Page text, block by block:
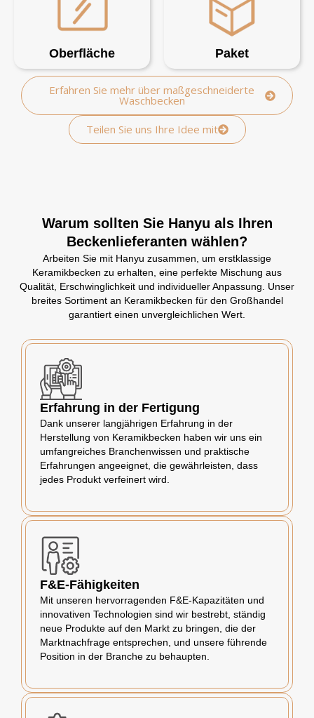
Oberfläche Paket
Erfahren Sie mehr über maßgeschneiderte
Waschbecken
Teilen Sie uns Ihre Idee mit
Warum sollten Sie Hanyu als Ihren
Beckenlieferanten wählen?
Arbeiten Sie mit Hanyu zusammen, um erstklassige
Keramikbecken zu erhalten, eine perfekte Mischung aus
Qualität, Erschwinglichkeit und individueller Anpassung. Unser
breites Sortiment an Keramikbecken für den Großhandel
garantiert einen unvergleichlichen Wert.
Erfahrung in der Fertigung
Dank unserer langjährigen Erfahrung in der
Herstellung von Keramikbecken haben wir uns ein
umfangreiches Branchenwissen und praktische
Erfahrungen angeeignet, die gewährleisten, dass
jedes Produkt verfeinert wird.
F&E-Fähigkeiten
Mit unseren hervorragenden F&E-Kapazitäten und
innovativen Technologien sind wir bestrebt, ständig
neue Produkte auf den Markt zu bringen, die der
Marktnachfrage entsprechen, und unsere führende
Position in der Branche zu behaupten.